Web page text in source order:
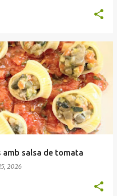
amb salsa de tomata
2026